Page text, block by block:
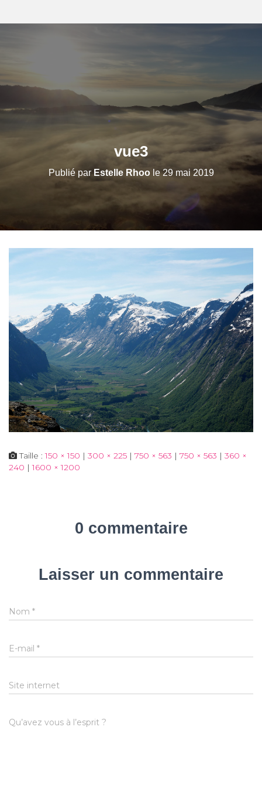
vue3
Publié parEstelle Rhoole29 mai 2019
Taille :150 × 150 | 300 × 225 | 750 × 563 | 750 × 563 | 360 ×
240 | 1600 × 1200
0 commentaire
Laisser un commentaire
Nom *
E-mail *
Site internet
Qu’avez vous à l’esprit ?